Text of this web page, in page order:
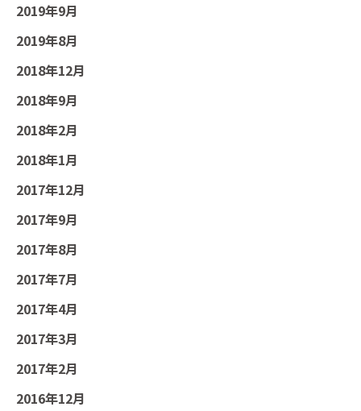
2019年9月
2019年8月
2018年12月
2018年9月
2018年2月
2018年1月
2017年12月
2017年9月
2017年8月
2017年7月
2017年4月
2017年3月
2017年2月
2016年12月